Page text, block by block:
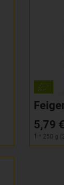
5,79 €
1 * 250 g